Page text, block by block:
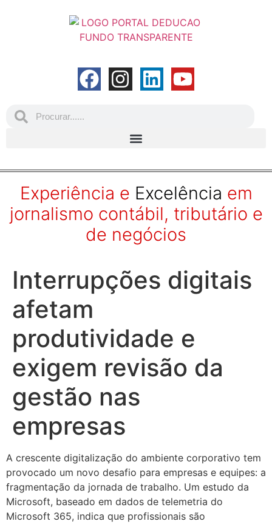
Experiência e Excelência em
jornalismo contábil, tributário e
de negócios
Interrupções digitais
afetam
produtividade e
exigem revisão da
gestão nas
empresas
A crescente digitalização do ambiente corporativo tem
provocado um novo desafio para empresas e equipes: a
fragmentação da jornada de trabalho. Um estudo da
Microsoft, baseado em dados de telemetria do
Microsoft 365, indica que profissionais são